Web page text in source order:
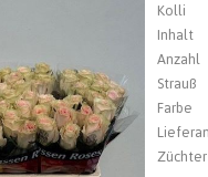
Kolli
Inhalt
Anzahl
Strauß
Farbe
Züchter